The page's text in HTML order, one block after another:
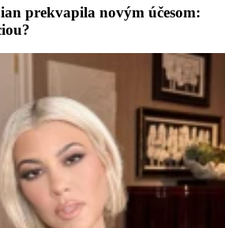
prekvapila novým účesom: